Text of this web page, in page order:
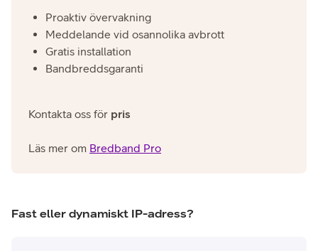
Proaktiv övervakning
Meddelande vid osannolika avbrott
Gratis installation
Bandbreddsgaranti
Kontakta oss för pris
Läs mer om Bredband Pro
Fast eller dynamiskt IP-adress?